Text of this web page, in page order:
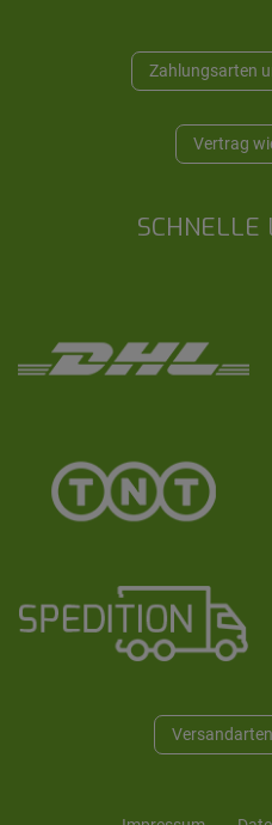
Zahlungsarten
Vertrag
SCHNELLE